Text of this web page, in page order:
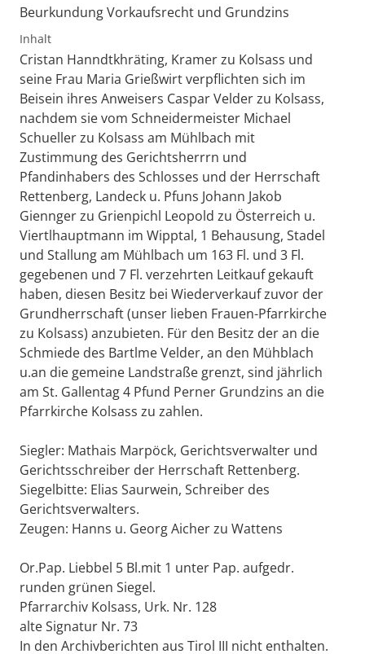
Beurkundung Vorkaufsrecht und Grundzins
Inhalt
Cristan Hanndtkhräting, Kramer zu Kolsass und
seine Frau Maria Grießwirt verpflichten sich im
Beisein ihres Anweisers Caspar Velder zu Kolsass,
nachdem sie vom Schneidermeister Michael
Schueller zu Kolsass am Mühlbach mit
Zustimmung des Gerichtsherrrn und
Pfandinhabers des Schlosses und der Herrschaft
Rettenberg, Landeck u. Pfuns Johann Jakob
Giennger zu Grienpichl Leopold zu Österreich u.
Viertlhauptmann im Wipptal, 1 Behausung, Stadel
und Stallung am Mühlbach um 163 Fl. und 3 Fl.
gegebenen und 7 Fl. verzehrten Leitkauf gekauft
haben, diesen Besitz bei Wiederverkauf zuvor der
Grundherrschaft (unser lieben Frauen-Pfarrkirche
zu Kolsass) anzubieten. Für den Besitz der an die
Schmiede des Bartlme Velder, an den Mühblach
u.an die gemeine Landstraße grenzt, sind jährlich
am St. Gallentag 4 Pfund Perner Grundzins an die
Pfarrkirche Kolsass zu zahlen.
Siegler: Mathais Marpöck, Gerichtsverwalter und
Gerichtsschreiber der Herrschaft Rettenberg.
Siegelbitte: Elias Saurwein, Schreiber des
Gerichtsverwalters.
Zeugen: Hanns u. Georg Aicher zu Wattens
Or.Pap. Liebbel 5 Bl.mit 1 unter Pap. aufgedr.
runden grünen Siegel.
Pfarrarchiv Kolsass, Urk. Nr. 128
alte Signatur Nr. 73
In den Archivberichten aus Tirol III nicht enthalten.